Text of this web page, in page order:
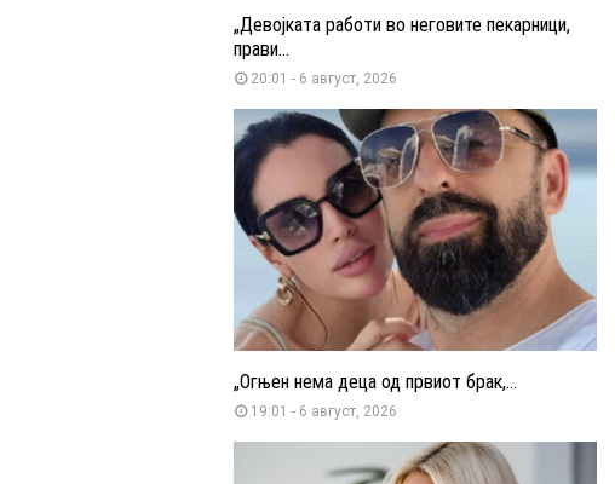
„Девојката работи во неговите пекарници,
прави...
20:01 - 6 август, 2026
„Огњен нема деца од првиот брак,...
19:01 - 6 август, 2026